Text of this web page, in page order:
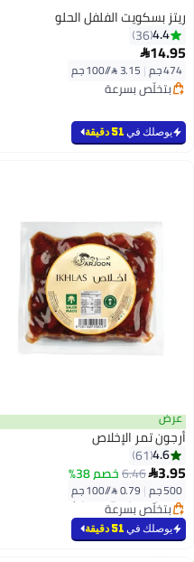
ريتز بسكويت الفلفل الحلو
4.4
36
14.95
474 جم |
بتخلّص بسرعة
بتخلّص بسرعة
يوصلك في 51 دقيقة
عرض
أرجون تمر الإخلاص
4.6
61
3.95
6.46خصم 38%
500 جم |
#7 في تمور
أقل سعر في 30 يوم
بتخلّص بسرعة
#7 في تمور
يوصلك في 51 دقيقة